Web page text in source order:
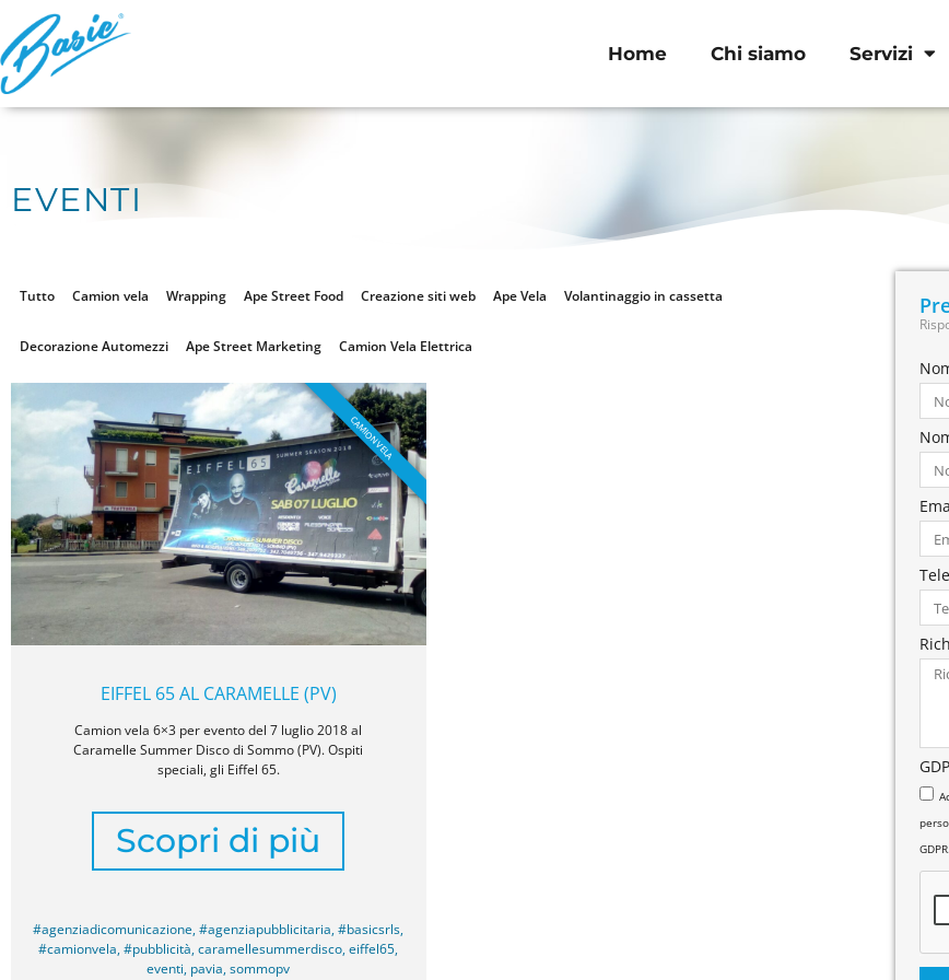
Home Chi siamo Servizi
EVENTI
Tutto Camion vela Wrapping Ape Street Food Creazione siti web Ape Vela Volantinaggio in cassetta
Decorazione Automezzi Ape Street Marketing Camion Vela Elettrica
EIFFEL 65 AL CARAMELLE (PV)
Camion vela 6×3 per evento del 7 luglio 2018 al
Caramelle Summer Disco di Sommo (PV). Ospiti
speciali, gli Eiffel 65.
Scopri di più
CAMION VELA
#agenziadicomunicazione,#agenziapubblicitaria,#basicsrls,
#camionvela,#pubblicità,caramellesummerdisco,eiffel65,
eventi, pavia,sommopv
GDPR.